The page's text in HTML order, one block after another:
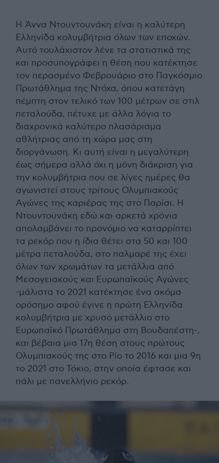
Η Άννα Ντουντουνάκη είναι η καλύτερη
Ελληνίδα κολυμβήτρια όλων των εποχών.
Αυτό τουλάχιστον λένε τα στατιστικά της
και προσυπογράφει η θέση που κατέκτησε
τον περασμένο Φεβρουάριο στο Παγκόσμιο
Πρωτάθλημα της Ντόχα, όπου κατετάγη
πέμπτη στον τελικό των 100 μέτρων σε στιλ
πεταλούδα, πέτυχε με άλλα λόγια το
διαχρονικά καλύτερο πλασάρισμα
αθλήτριας από τη χώρα μας στη
διοργάνωση. Κι αυτή είναι η μεγαλύτερη
έως σήμερα αλλά όχι η μόνη διάκριση για
την κολυμβήτρια που σε λίγες ημέρες θα
αγωνιστεί στους τρίτους Ολυμπιακούς
Αγώνες της καριέρας της στο Παρίσι. Η
Ντουντουνάκη εδώ και αρκετά χρόνια
απολαμβάνει το προνόμιο να καταρρίπτει
τα ρεκόρ που η ίδια θέτει στα 50 και 100
μέτρα πεταλούδα, στο παλμαρέ της έχει
όλων των χρωμάτων τα μετάλλια από
Μεσογειακούς και Ευρωπαϊκούς Αγώνες
-μάλιστα το 2021 κατέκτησε ένα ακόμα
ορόσημο αφού έγινε η πρώτη Ελληνίδα
κολυμβήτρια με χρυσό μετάλλιο στο
Ευρωπαϊκό Πρωτάθλημα στη Βουδαπέστη-,
και βέβαια μια 17η θέση στους πρώτους
Ολυμπιακούς της στο Ρίο το 2016 και μια 9η
το 2021 στο Τόκιο, στην οποία έφτασε και
πάλι με πανελλήνιο ρεκόρ.